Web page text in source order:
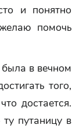
и понятно
помочь
в вечном
того,
достается.
путаницу в